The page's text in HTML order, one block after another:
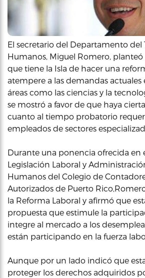
El secretario del Departamento del
Humanos, Miguel Romero,
que tiene la Isla de hacer una
atempere a las demandas
áreas como las ciencias y la
se mostró a favor de que haya
cuanto al tiempo probatorio
empleados de sectores
Durante una ponencia ofrecida en
Legislación Laboral y
Humanos del Colegio de
Autorizados de Puerto
la Reforma Laboral y afirmó que
propuesta que estimule la
integre al mercado a los
están participando en la fuerza
Aunque por un lado indicó que
proteger los derechos adquiridos